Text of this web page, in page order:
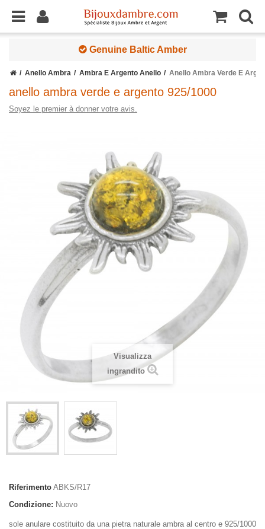
Genuine Baltic Amber
Anello Ambra Ambra E Argento Anello Anello Ambra Verde E
anello ambra verde e argento 925/1000
Soyez le premier à donner votre avis.
Visualizza
ingrandito
Riferimento ABKS/R17
Condizione: Nuovo
sole anulare costituito da una pietra naturale ambra al centro e 925/1000